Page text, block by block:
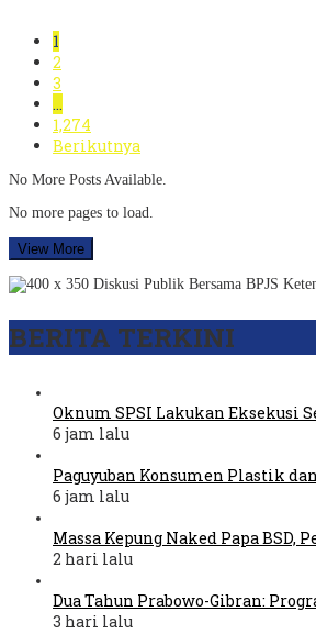
1
2
3
…
1,274
Berikutnya
No More Posts Available.
No more pages to load.
View More
BERITA TERKINI
Oknum SPSI Lakukan Eksekusi
6 jam lalu
Paguyuban Konsumen Plastik
6 jam lalu
Massa Kepung Naked Papa BSD,
2 hari lalu
Dua Tahun Prabowo-Gibran:
3 hari lalu